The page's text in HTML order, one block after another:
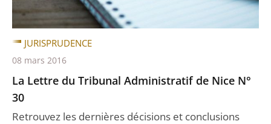
La Lettre du Tribunal Administratif de Nice N°
30
Retrouvez les dernières décisions et conclusions
JURISPRUDENCE
08 mars 2016